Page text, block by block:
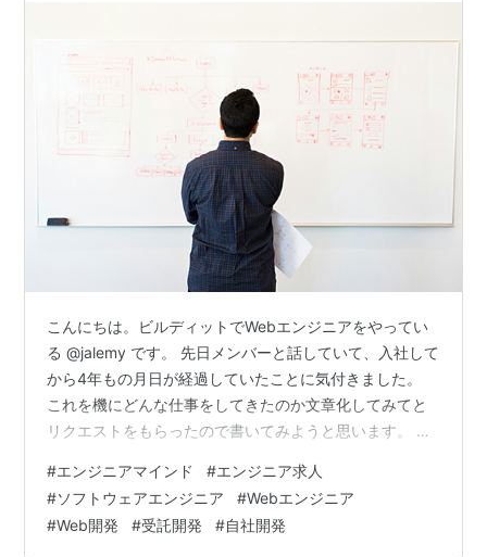
こんにちは。ビルディットでWebエンジニアをやってい
る @jalemy です。 先日メンバーと話していて、入社して
から4年もの月日が経過していたことに気付きました。
これを機にどんな仕事をしてきたのか文章化してみてと
リクエストをもらったので書いてみようと思います。 内
けください。 ちなみに「いま募集している職種」はこち
らです。 www.wantedly.com 自己紹介 以前はゲーム開
発会社などで働いており、ビルディットには2019年に入
#エンジニアマインド #エンジニア求人
#ソフトウェアエンジニア #Webエンジニア
#Web開発 #受託開発 #自社開発